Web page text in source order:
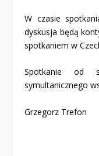
W czasie
dyskusja będą
spotkaniem w
Spotkanie od
symultanicznego
Grzegorz Trefon